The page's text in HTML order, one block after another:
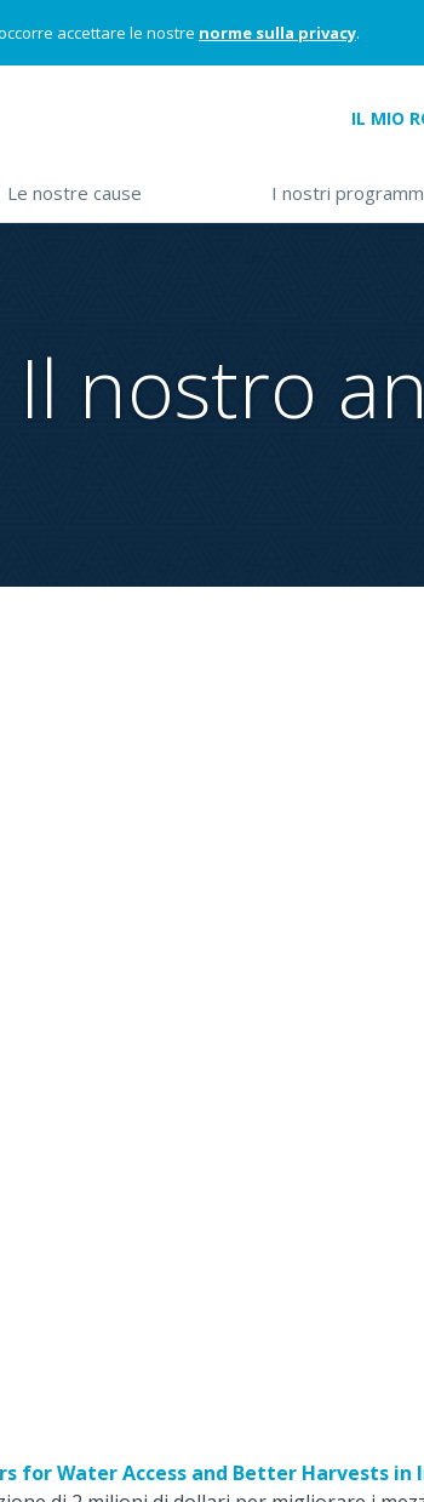
accettare le nostre norme sulla privacy.
IL MIO
sub-menu)>
Le nostre cause (down arrow opens sub-menu)>
I nostri
Il nostro
for Water Access and Better Harvests in